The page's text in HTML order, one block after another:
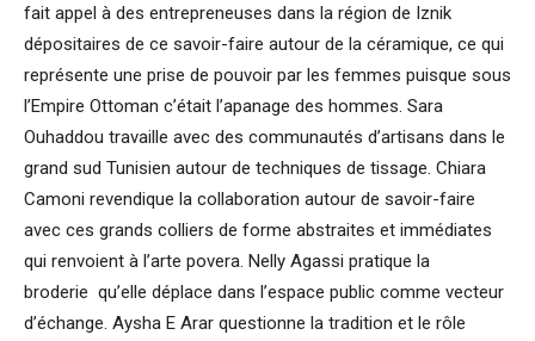
fait appel à des entrepreneuses dans la région de Iznik
dépositaires de ce savoir-faire autour de la céramique, ce qui
représente une prise de pouvoir par les femmes puisque sous
l’Empire Ottoman c’était l’apanage des hommes. Sara
Ouhaddou travaille avec des communautés d’artisans dans le
grand sud Tunisien autour de techniques de tissage. Chiara
Camoni revendique la collaboration autour de savoir-faire
avec ces grands colliers de forme abstraites et immédiates
qui renvoient à l’arte povera. Nelly Agassi pratique la
broderie qu’elle déplace dans l’espace public comme vecteur
d’échange. Aysha E Arar questionne la tradition et le rôle